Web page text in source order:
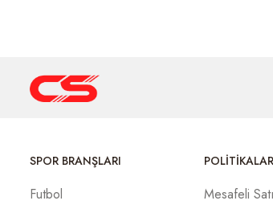
SPOR BRANŞLARI
Futbol
POLITIKALAR
Mesafeli